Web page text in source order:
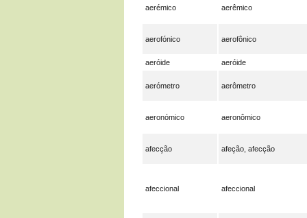
aerémico aerêmico
aerofónico aerofônico
aeróide aeróide
aerómetro aerômetro
aeronómico aeronômico
afecção afeção, afecção
afeccional afeccional